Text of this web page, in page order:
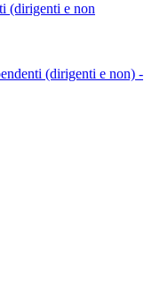
(dirigenti e non
(dirigenti e non) -